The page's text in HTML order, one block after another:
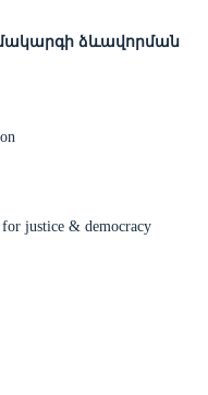
ձևավորման
justice & democracy